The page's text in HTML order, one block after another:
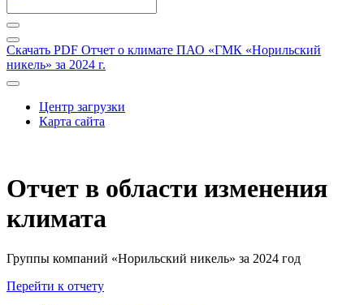
Скачать PDF Отчет о климате ПАО «ГМК «Норильский
никель» за 2024 г.
Центр загрузки
Карта сайта
Отчет в области изменения
климата
Группы компаний «Норильский никель» за 2024 год
Перейти к отчету